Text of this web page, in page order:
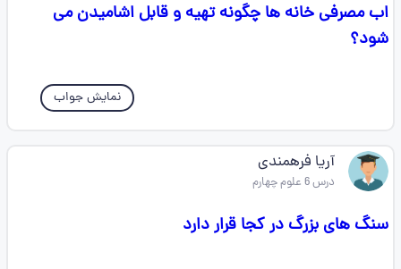
اب مصرفی خانه ها چگونه تهیه و قابل اشامیدن می
شود؟
نمایش جواب
آریا فرهمندی
درس 6 علوم چهارم
سنگ های بزرگ در کجا قرار دارد